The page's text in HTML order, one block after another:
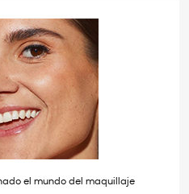
el mundo del maquillaje